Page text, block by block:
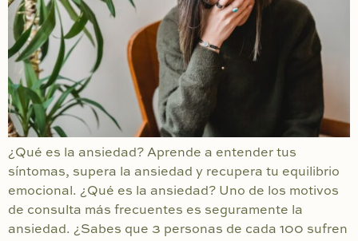
¿Qué es la ansiedad? Aprende a entender tus
síntomas, supera la ansiedad y recupera tu equilibrio
emocional. ¿Qué es la ansiedad? Uno de los motivos
de consulta más frecuentes es seguramente la
ansiedad. ¿Sabes que 3 personas de cada 100 sufren